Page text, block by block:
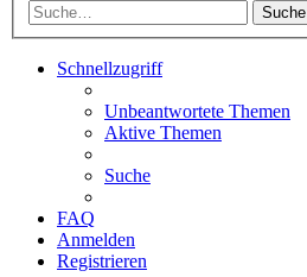
Suche
Schnellzugriff
Unbeantwortete Themen
Aktive Themen
Suche
FAQ
Anmelden
Registrieren